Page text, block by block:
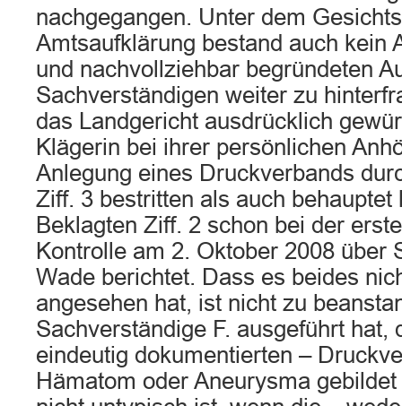
nachgegangen. Unter dem
Amtsaufklärung bestand auch kein
und nachvollziehbar begründeten
Sachverständigen weiter zu
das Landgericht ausdrücklich
Klägerin bei ihrer persönlichen
Anlegung eines Druckverbands
Ziff. 3 bestritten als auch behauptet
Beklagten Ziff. 2 schon bei der
Kontrolle am 2. Oktober 2008 über
Wade berichtet. Dass es beides
angesehen hat, ist nicht zu
Sachverständige F. ausgeführt hat,
eindeutig dokumentierten –
Hämatom oder Aneurysma